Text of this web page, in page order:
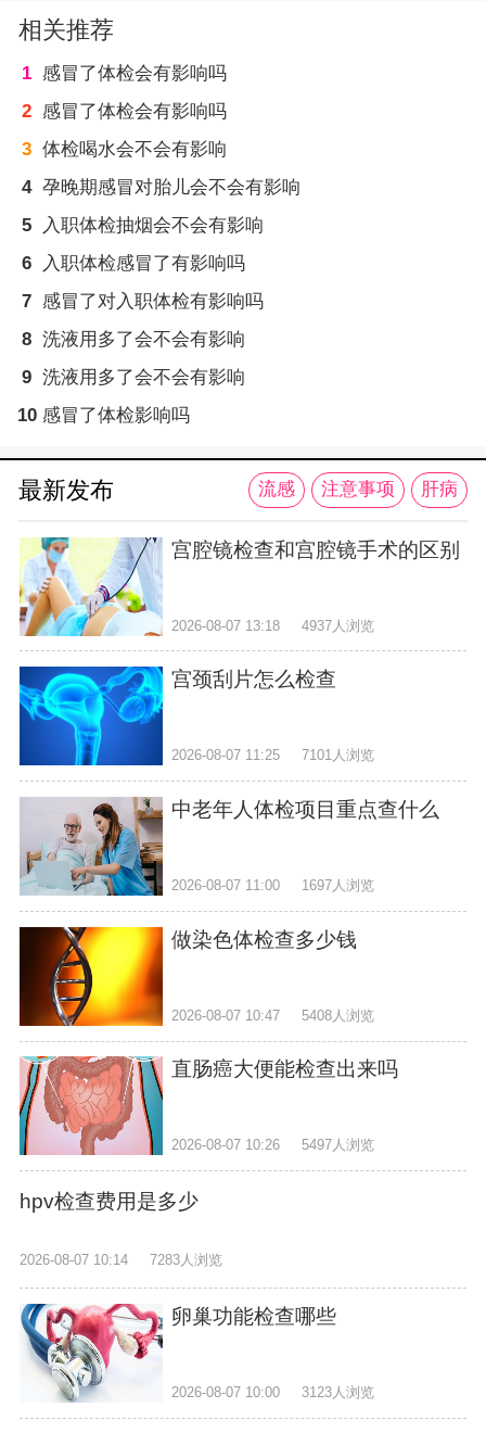
相关推荐
1 感冒了体检会有影响吗
2 感冒了体检会有影响吗
3 体检喝水会不会有影响
4 孕晚期感冒对胎儿会不会有影响
5
入职体检抽烟会不会有影响
6
入职体检感冒了有影响吗
7 感冒了对入职体检有影响吗
8 洗液用多了会不会有影响
9 洗液用多了会不会有影响
10 感冒了体检影响吗
最新发布 流感 注意事项 肝病
宫腔镜检查和宫腔镜手术的区别
2026-08-07 13:18 4937人浏览
宫颈刮片怎么检查
2026-08-07 11:25 7101人浏览
中老年人体检项目重点查什么
2026-08-07 11:00 1697人浏览
做染色体检查多少钱
2026-08-07 10:47 5408人浏览
直肠癌大便能检查出来吗
2026-08-07 10:26 5497人浏览
hpv检查费用是多少
2026-08-07 10:14 7283人浏览
卵巢功能检查哪些
2026-08-07 10:00 3123人浏览